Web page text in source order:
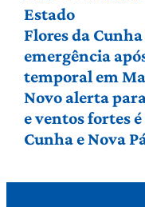
Estado
Flores da
emergência
temporal em
Novo alerta
e ventos fortes
Cunha e Nova